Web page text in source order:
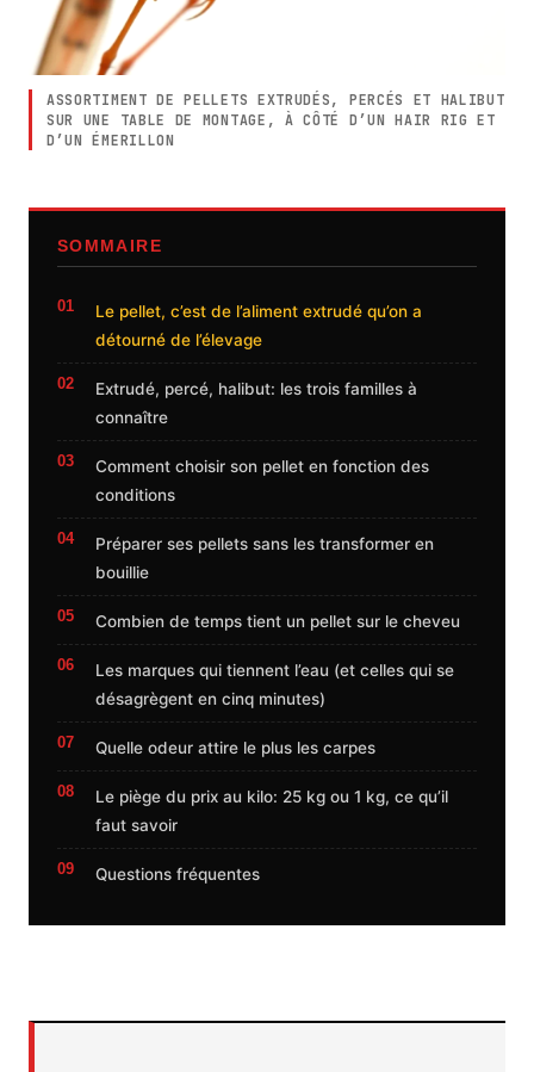
ASSORTIMENT DE PELLETS EXTRUDÉS, PERCÉS ET HALIBUT
SUR UNE TABLE DE MONTAGE, À CÔTÉ D’UN HAIR RIG ET
D’UN ÉMERILLON
SOMMAIRE
Le pellet, c’est de l’aliment extrudé qu’on a
détourné de l’élevage
Extrudé, percé, halibut: les trois familles à
connaître
Comment choisir son pellet en fonction des
conditions
Préparer ses pellets sans les transformer en
bouillie
Combien de temps tient un pellet sur le cheveu
Les marques qui tiennent l’eau (et celles qui se
désagrègent en cinq minutes)
Quelle odeur attire le plus les carpes
Le piège du prix au kilo: 25 kg ou 1 kg, ce qu’il
faut savoir
Questions fréquentes